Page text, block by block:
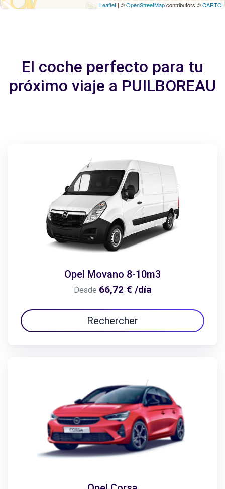
Leaflet | ©OpenStreetMapcontributors ©CARTO
El coche perfecto para tu
próximo viaje a PUILBOREAU
Opel Movano 8-10m3
Desde 66,72 € /día
Rechercher